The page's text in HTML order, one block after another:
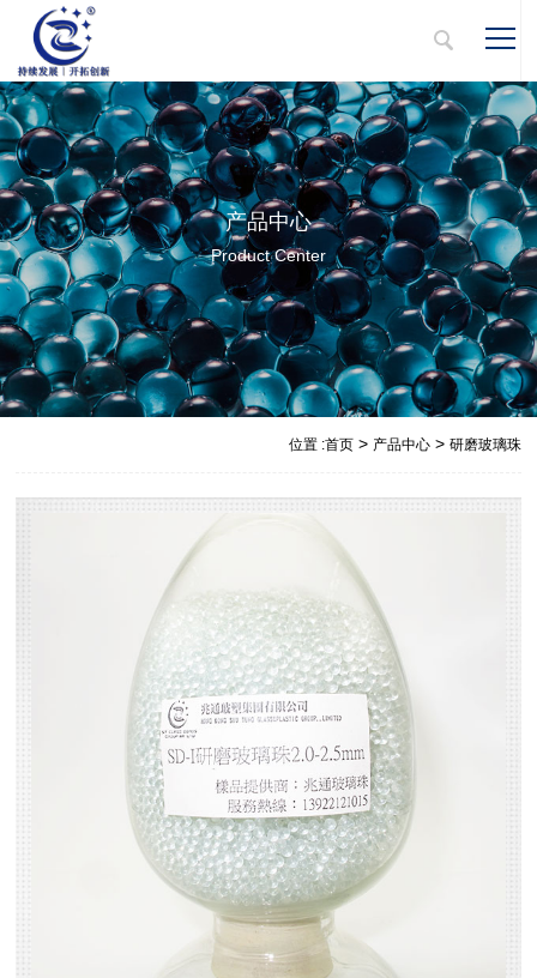
产品中心
Product Center
位置 :首页> 产品中心> 研磨玻璃珠